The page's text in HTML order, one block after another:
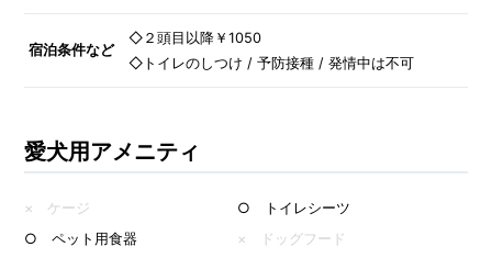
宿泊条件など
◇２頭目以降￥1050
◇トイレのしつけ / 予防接種 / 発情中は不可
愛犬用アメニティ
× ケージ
○ トイレシーツ
○ ペット用食器
× ドッグフード